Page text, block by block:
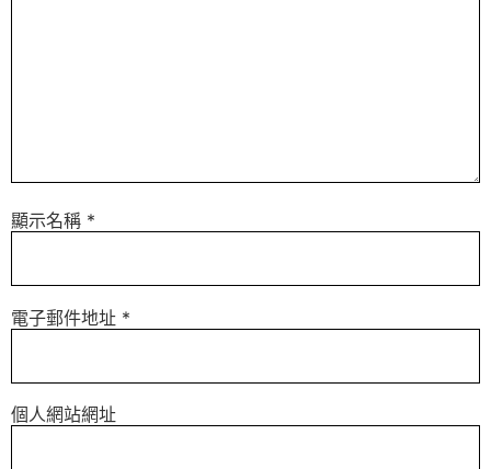
顯示名稱 *
電子郵件地址 *
個人網站網址